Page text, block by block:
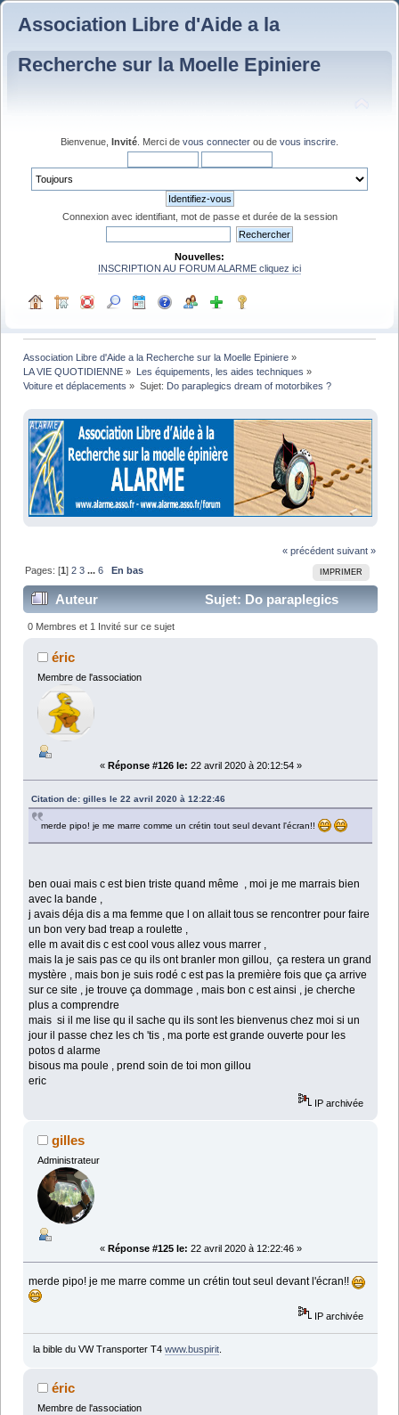
Association Libre d'Aide a la
Recherche sur la Moelle Epiniere
Bienvenue, Invité . Merci de vous connecter ou de vous inscrire
Connexion avec identifiant, mot de passe et durée de la session
Nouvelles:
INSCRIPTION AU FORUM ALARME cliquez ici
Association Libre d'Aide a la Recherche sur la Moelle Epiniere »
LA VIE QUOTIDIENNE » Les équipements, les aides techniques »
Voiture et déplacements » Sujet: Do paraplegics dream of motorbikes ?
« précédent suivant »
IMPRIMER
Pages: [1]2 3 ...6 En bas
Auteur
Sujet: Do paraplegics
dream of motorbikes ? (Lu 102584 fois)
0 Membres et 1 Invité sur ce sujet
éric
Membre de l'association
« Réponse #126 le: 22 avril 2020 à 20:12:54 »
Citation de: gilles le 22 avril 2020 à 12:22:46
merde pipo! je me marre comme un crétin tout seul devant l'écran!!
ben ouai mais c est bien triste quand même , moi je me marrais bien
avec la bande ,
j avais déja dis a ma femme que l on allait tous se rencontrer pour faire
un bon very bad treap a roulette ,
elle m avait dis c est cool vous allez vous marrer ,
mais la je sais pas ce qu ils ont branler mon gillou, ça restera un grand
mystère , mais bon je suis rodé c est pas la première fois que ça arrive
sur ce site , je trouve ça dommage , mais bon c est ainsi , je cherche
plus a comprendre
mais si il me lise qu il sache qu ils sont les bienvenus chez moi si un
jour il passe chez les ch 'tis , ma porte est grande ouverte pour les
potos d alarme
bisous ma poule , prend soin de toi mon gillou
eric
IP archivée
gilles
Administrateur
« Réponse #125 le: 22 avril 2020 à 12:22:46 »
merde pipo! je me marre comme un crétin tout seul devant l'écran!!
IP archivée
la bible du VW Transporter T4 www.buspirit.
éric
Membre de l'association